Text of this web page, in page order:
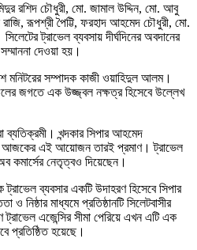
রশিদ চৌধুরী, মো. জামাল উদ্দিন, মো. আবু
রূপশ্রী পৈট্টি, ফরহাদ আহমেদ চৌধুরী, মো.
ট্রাভেল ব্যবসায় দীর্ঘদিনের অবদানের
দেওয়া হয়।
মনিটরের সম্পাদক কাজী ওয়াহিদুল আলম।
জগতে এক উজ্জ্বল নক্ষত্র হিসেবে উল্লেখ
ব্যতিক্রমী। খন্দকার সিপার আহমেদ
আজকের এই আয়োজন তারই প্রমাণ। ট্রাভেল
কমার্সের নেতৃত্বও দিয়েছেন।
ব্যবসার একটি উদাহরণ হিসেবে সিপার
নিষ্ঠার মাধ্যমে প্রতিষ্ঠানটি সিলেটবাসীর
এজেন্সির সীমা পেরিয়ে এখন এটি এক
প্রতিষ্ঠিত হয়েছে।